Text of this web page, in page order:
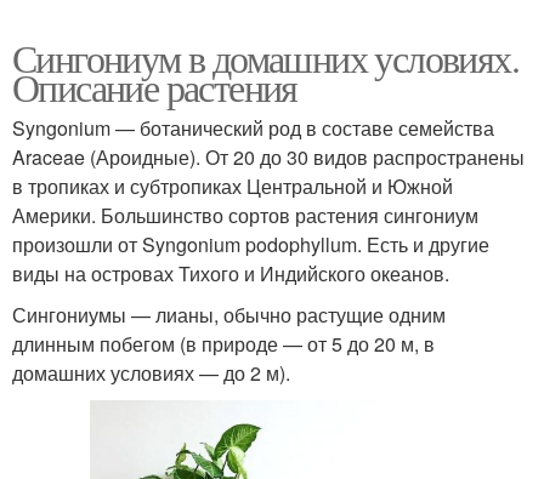
Сингониум в домашних условиях.
Описание растения
Syngonium — ботанический род в составе семейства
Araceae (Ароидные). От 20 до 30 видов распространены
в тропиках и субтропиках Центральной и Южной
Америки. Большинство сортов растения сингониум
произошли от Syngonium podophyllum. Есть и другие
виды на островах Тихого и Индийского океанов.
Сингониумы — лианы, обычно растущие одним
длинным побегом (в природе — от 5 до 20 м, в
домашних условиях — до 2 м).